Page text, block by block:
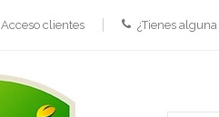
Acceso clientes ¿Tienes